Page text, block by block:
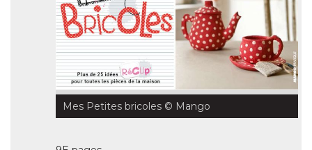
Mes Petites bricoles © Mango